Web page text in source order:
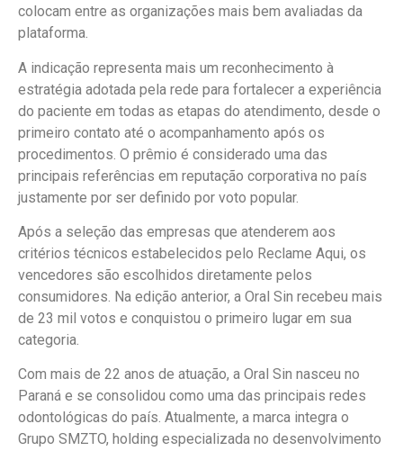
colocam entre as organizações mais bem avaliadas da
plataforma.
A indicação representa mais um reconhecimento à
estratégia adotada pela rede para fortalecer a experiência
do paciente em todas as etapas do atendimento, desde o
primeiro contato até o acompanhamento após os
procedimentos. O prêmio é considerado uma das
principais referências em reputação corporativa no país
justamente por ser definido por voto popular.
Após a seleção das empresas que atenderem aos
critérios técnicos estabelecidos pelo Reclame Aqui, os
vencedores são escolhidos diretamente pelos
consumidores. Na edição anterior, a Oral Sin recebeu mais
de 23 mil votos e conquistou o primeiro lugar em sua
categoria.
Com mais de 22 anos de atuação, a Oral Sin nasceu no
Paraná e se consolidou como uma das principais redes
odontológicas do país. Atualmente, a marca integra o
Grupo SMZTO, holding especializada no desenvolvimento